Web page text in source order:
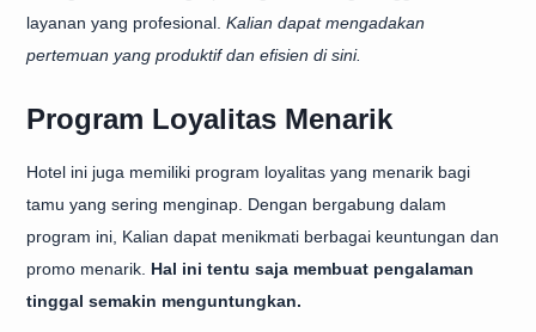
layanan yang profesional. Kalian dapat mengadakan
pertemuan yang produktif dan efisien di sini.
Program Loyalitas Menarik
Hotel ini juga memiliki program loyalitas yang menarik bagi
tamu yang sering menginap. Dengan bergabung dalam
program ini, Kalian dapat menikmati berbagai keuntungan dan
promo menarik. Hal ini tentu saja membuat pengalaman
tinggal semakin menguntungkan.